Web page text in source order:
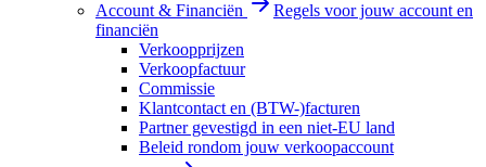
Account & Financiën
Regels voor jouw account en
financiën
Verkoopprijzen
Verkoopfactuur
Commissie
Klantcontact en (BTW-)facturen
Partner gevestigd in een niet-EU land
Beleid rondom jouw verkoopaccount